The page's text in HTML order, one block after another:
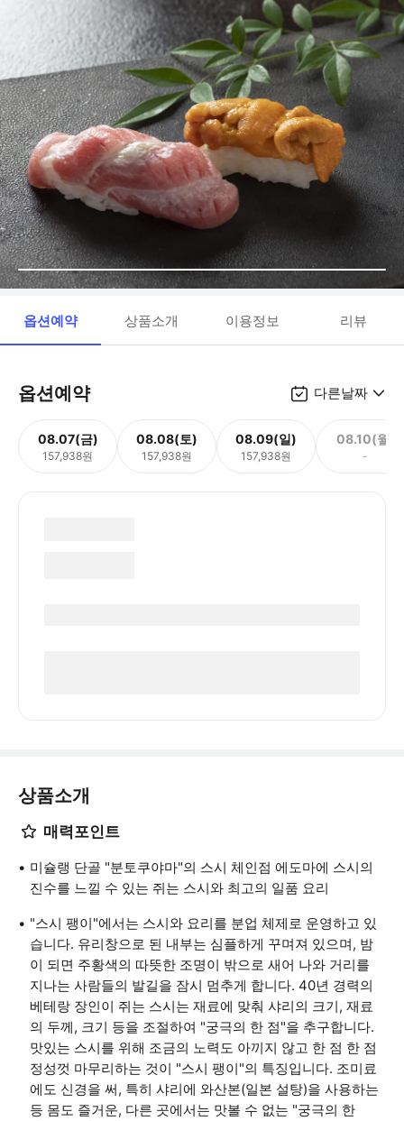
옵션예약 상품소개 이용정보 리뷰
옵션예약 다른날짜
08.07(금)
157,938원
08.08(토)
157,938원
08.09(일)
157,938원
08.10(월)
-
상품소개
매력포인트
미슐랭 단골 "분토쿠야마"의 스시 체인점 에도마에 스시의
진수를 느낄 수 있는 쥐는 스시와 최고의 일품 요리
"스시 팽이"에서는 스시와 요리를 분업 체제로 운영하고 있
습니다. 유리창으로 된 내부는 심플하게 꾸며져 있으며, 밤
이 되면 주황색의 따뜻한 조명이 밖으로 새어 나와 거리를
지나는 사람들의 발길을 잠시 멈추게 합니다. 40년 경력의
베테랑 장인이 쥐는 스시는 재료에 맞춰 샤리의 크기, 재료
의 두께, 크기 등을 조절하여 "궁극의 한 점"을 추구합니다.
맛있는 스시를 위해 조금의 노력도 아끼지 않고 한 점 한 점
정성껏 마무리하는 것이 "스시 팽이"의 특징입니다. 조미료
에도 신경을 써, 특히 샤리에 와산본(일본 설탕)을 사용하는
등 몸도 즐거운, 다른 곳에서는 맛볼 수 없는 "궁극의 한